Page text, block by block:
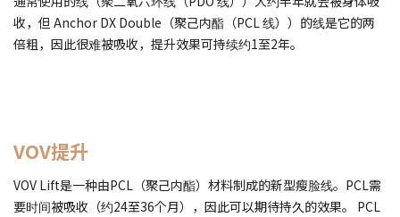
收，但 Anchor DX Double（聚己内酯（PCL 线））的线是它的两
倍粗，因此很难被吸收，提升效果可持续约1至2年。
VOV提升
VOV Lift是一种由PCL（聚己内酯）材料制成的新型瘦脸线。PCL需
要时间被吸收（约24至36个月），因此可以期待持久的效果。 PCL